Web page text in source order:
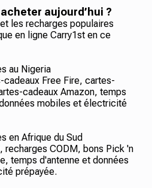
aujourd’hui ?
les recharges populaires
en ligne Carry1st en ce
au Nigeria
cadeaux Free Fire, cartes-
cadeaux Amazon, temps
mobiles et électricité
en Afrique du Sud
recharges CODM, bons Pick 'n
temps d'antenne et données
prépayée.